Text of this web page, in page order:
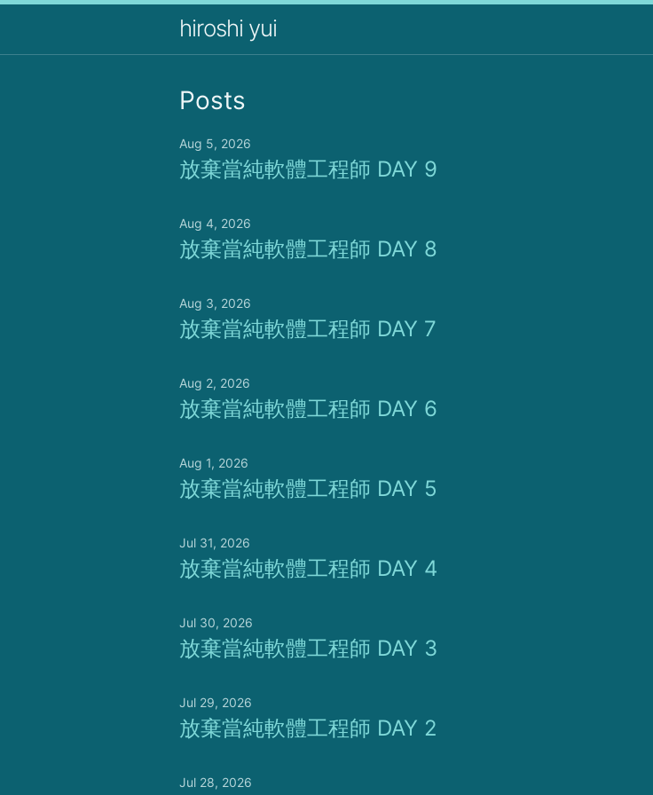
hiroshi yui
Posts
Aug 5, 2026
放棄當純軟體工程師 DAY 9
Aug 4, 2026
放棄當純軟體工程師 DAY 8
Aug 3, 2026
放棄當純軟體工程師 DAY 7
Aug 2, 2026
放棄當純軟體工程師 DAY 6
Aug 1, 2026
放棄當純軟體工程師 DAY 5
Jul 31, 2026
放棄當純軟體工程師 DAY 4
Jul 30, 2026
放棄當純軟體工程師 DAY 3
Jul 29, 2026
放棄當純軟體工程師 DAY 2
Jul 28, 2026